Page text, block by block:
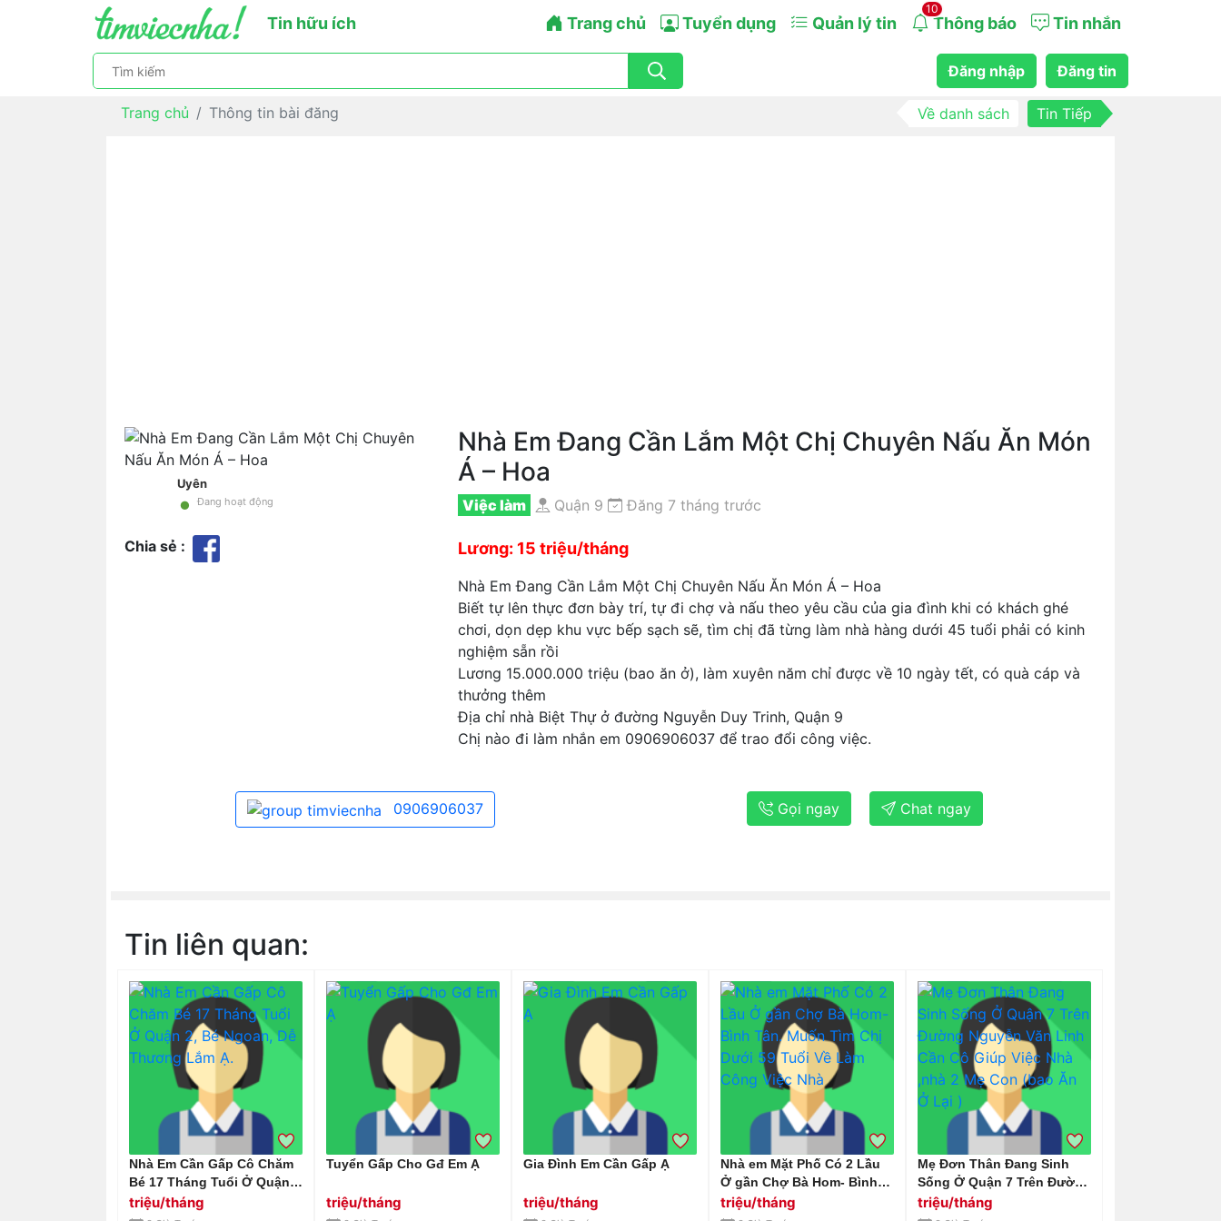
Tin hữu ích Trang chủ Tuyển dụng Quản lý tin
10
Thông báo Tin nhắn
Đăng nhập Đăng tin
Trang chủ Thông tin bài đăng Về danh sách Tin Tiếp
Uyên
• Đang hoạt động
Chia sẻ :
Nhà Em Đang Cần Lắm Một Chị Chuyên Nấu Ăn Món
Á – Hoa
Việc làm Quận 9 Đăng 7 tháng trước
Lương: 15 triệu/tháng
Nhà Em Đang Cần Lắm Một Chị Chuyên Nấu Ăn Món Á – Hoa
Biết tự lên thực đơn bày trí, tự đi chợ và nấu theo yêu cầu của gia đình khi có khách ghé
chơi, dọn dẹp khu vực bếp sạch sẽ, tìm chị đã từng làm nhà hàng dưới 45 tuổi phải có kinh
nghiệm sẵn rồi
Lương 15.000.000 triệu (bao ăn ở), làm xuyên năm chỉ được về 10 ngày tết, có quà cáp và
thưởng thêm
Địa chỉ nhà Biệt Thự ở đường Nguyễn Duy Trinh, Quận 9
Chị nào đi làm nhắn em 0906906037 để trao đổi công việc.
0906906037 Gọi ngay Chat ngay
Tin liên quan:
Nhà Em Cần Gấp Cô Chăm
Bé 17 Tháng Tuổi Ở Quận
2, Bé Ngoan, Dễ Thương
Lắm Ạ.
triệu/tháng
Tuyển Gấp Cho Gđ Em Ạ
triệu/tháng
Gia Đình Em Cần Gấp Ạ
triệu/tháng
Nhà em Mặt Phố Có 2 Lầu
Ở gần Chợ Bà Hom- Bình
Tân. Muốn Tìm Chị Dưới 59
Tuổi Về Làm Công Việc Nhà
triệu/tháng
Mẹ Đơn Thân Đang Sinh
Sống Ở Quận 7 Trên Đường
Nguyễn Văn Linh Cần Cô
Giúp Việc Nhà ,nhà 2 Mẹ
triệu/tháng